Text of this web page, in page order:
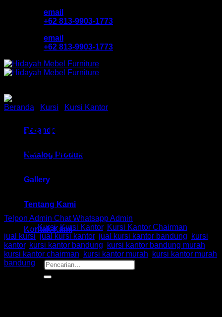
email
+62 813-9903-1773
email
+62 813-9903-1773
Beranda
Katalog Produk
Gallery
Tentang Kami
Kontak Kami
Pencarian
untuk:
Beranda Kursi Kursi Kantor
Kursi Kantor Sekertaris
Chair HM Ferara SC 2009
Telpon Admin Chat Whatsapp Admin
Kategori:Kursi,Kursi Kantor, Kursi Kantor Chairman
jual kursi jual kursi kantor, jual kursi kantor bandung
kursi
kantor, kursi kantor bandung kursi kantor bandung murah
kursi kantor chairman
kursi kantor murah
kursi kantor murah
bandung